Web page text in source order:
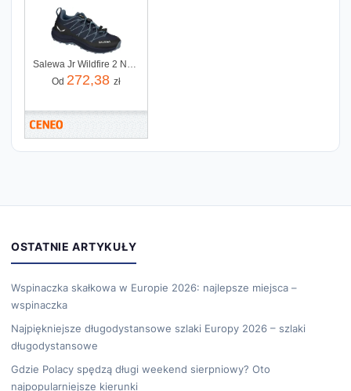
Salewa Jr Wildfire 2 Navy Blazer Java Blue
Od 272,38 zł
OSTATNIE ARTYKUŁY
Wspinaczka skałkowa w Europie 2026: najlepsze miejsca –
wspinaczka
Najpiękniejsze długodystansowe szlaki Europy 2026 – szlaki
długodystansowe
Gdzie Polacy spędzą długi weekend sierpniowy? Oto
najpopularniejsze kierunki